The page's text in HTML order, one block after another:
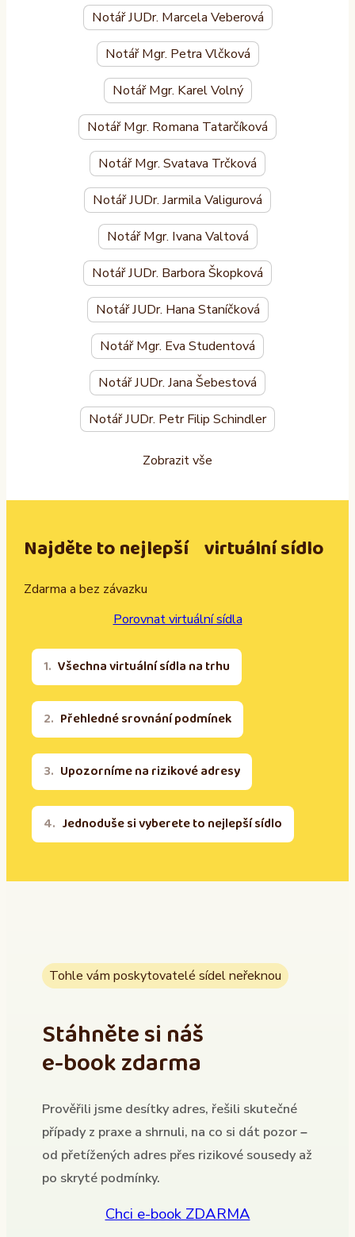
Notář JUDr. Marcela Veberová
Notář Mgr. Petra Vlčková
Notář Mgr. Karel Volný
Notář Mgr. Romana Tatarčíková
Notář Mgr. Svatava Trčková
Notář JUDr. Jarmila Valigurová
Notář Mgr. Ivana Valtová
Notář JUDr. Barbora Škopková
Notář JUDr. Hana Staníčková
Notář Mgr. Eva Studentová
Notář JUDr. Jana Šebestová
Notář JUDr. Petr Filip Schindler
Zobrazit vše
Najděte to nejlepší virtuální sídlo
Zdarma a bez závazku
Porovnat virtuální sídla
Všechna virtuální sídla na trhu
Přehledné srovnání podmínek
Upozorníme na rizikové adresy
Jednoduše si vyberete to nejlepší sídlo
Tohle vám poskytovatelé sídel neřeknou
Stáhněte si náš
e-book zdarma
Prověřili jsme desítky adres, řešili skutečné
případy z praxe a shrnuli, na co si dát pozor –
od přetížených adres přes rizikové sousedy až
po skryté podmínky.
Chci e-book ZDARMA